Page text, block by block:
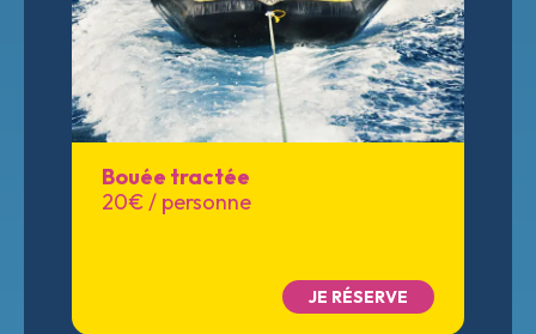
Bouée tractée
20€ / personne
JE RÉSERVE